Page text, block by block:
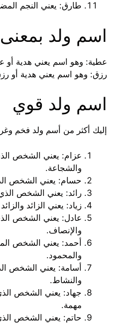
طارق: يعني النجم
اسم ولد
عطية: وهو اسم يعني هدية أو
رزق: وهو اسم يعني هدية أو
اسم ولد قوي
إليك أكثر من أسم ولد فخم
عزام: يعني الشخص
والشجاعة.
حسام: يعني الشخص
رائد: يعني الشخص
زياد: يعني الزائد
عادل: يعني الشخص
والإنصاف.
أحمد: يعني الشخص
والمحمود.
أسامة: يعني الشخص
والنشاط.
جهاد: يعني الشخص
مهمة.
حاتم: يعني الشخص